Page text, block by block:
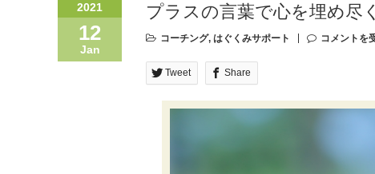
2021
12
Jan
プラスの言葉で心を埋め尽
コーチング, はぐくみサポート コメントを
Tweet Share